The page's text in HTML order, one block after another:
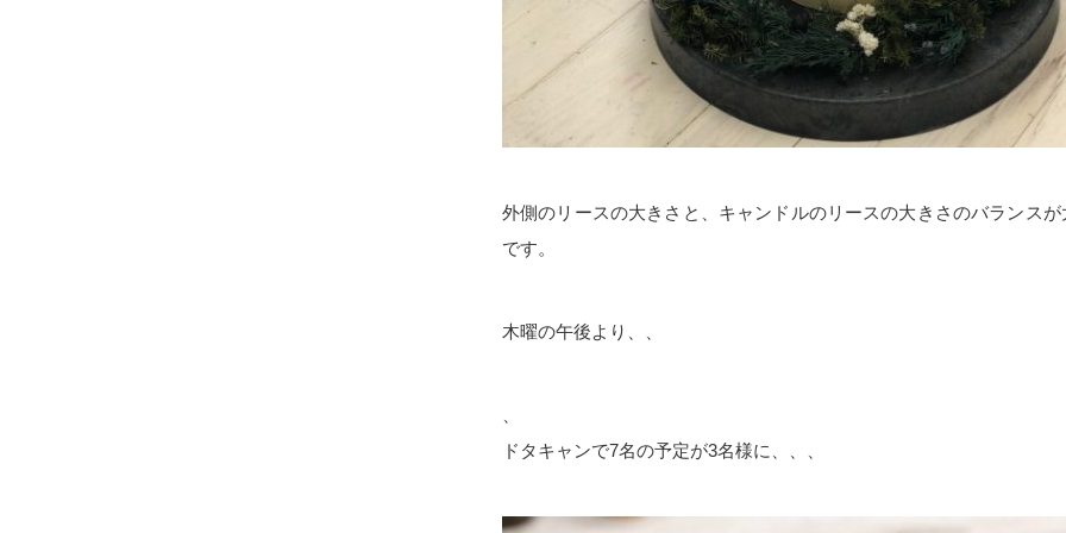
外側のリースの大きさと、キャンドルのリースの大きさのバランスが
です。
木曜の午後より、、
ドタキャンで7名の予定が3名様に、、、